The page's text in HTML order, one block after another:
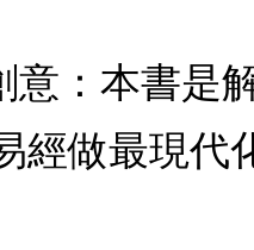
：本書是
經做最現代